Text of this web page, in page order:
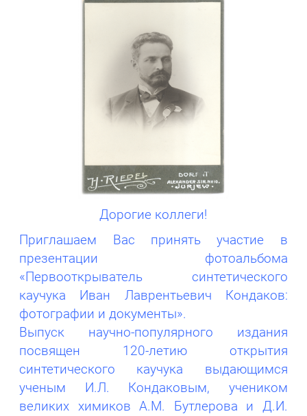
Дорогие коллеги!
Приглашаем Вас принять участие в
презентации фотоальбома
«Первооткрыватель синтетического
каучука Иван Лаврентьевич Кондаков:
фотографии и документы».
Выпуск научно-популярного издания
посвящен 120-летию открытия
синтетического каучука выдающимся
ученым И.Л. Кондаковым, учеником
великих химиков А.М. Бутлерова и Д.И.